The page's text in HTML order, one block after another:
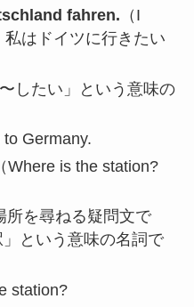
fahren. （I
私はドイツに行きたい
したい」という意味の
Germany.
（Where is the station?
を尋ねる疑問文で
という意味の名詞で
station?